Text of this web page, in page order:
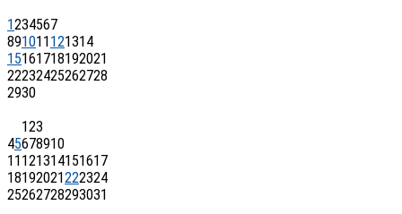
1234567
891011121314
15161718192021
22232425262728
2930
123
45678910
11121314151617
18192021222324
25262728293031